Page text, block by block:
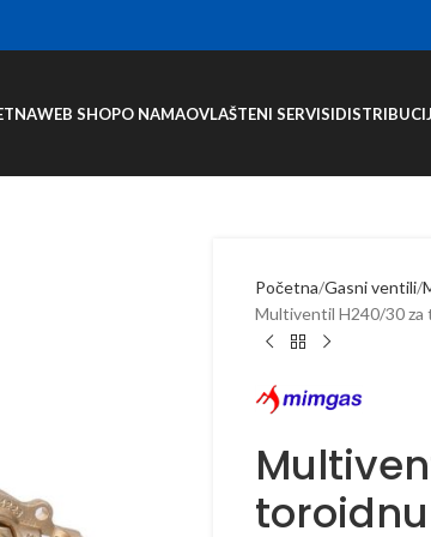
WEB SHOPO NAMAOVLAŠTENI SERVISI
Početna Gasni ventili
Multiventil H240/30 za